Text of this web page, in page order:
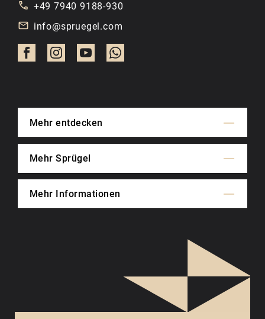
+49 7940 9188-930
info@spruegel.com
Mehr entdecken
Mehr Sprügel
Mehr Informationen